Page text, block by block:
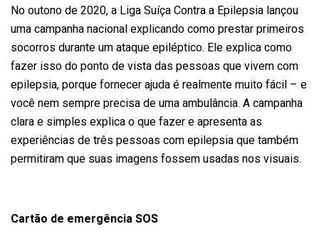
No outono de 2020, a Liga Suíça Contra a Epilepsia lançou
uma campanha nacional explicando como prestar primeiros
socorros durante um ataque epiléptico. Ele explica como
fazer isso do ponto de vista das pessoas que vivem com
epilepsia, porque fornecer ajuda é realmente muito fácil – e
você nem sempre precisa de uma ambulância. A campanha
clara e simples explica o que fazer e apresenta as
experiências de três pessoas com epilepsia que também
permitiram que suas imagens fossem usadas nos visuais.
Cartão de emergência SOS